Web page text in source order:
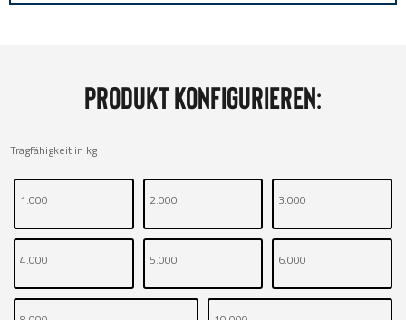
Produkt konfigurieren:
Tragfähigkeit in kg
1.000 2.000 3.000
4.000 5.000 6.000